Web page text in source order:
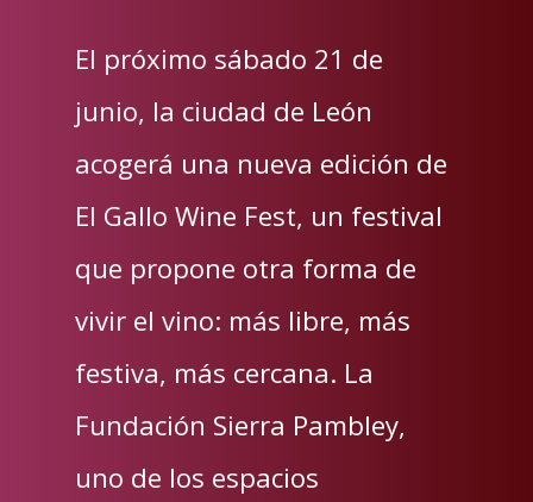
El próximo sábado 21 de
junio, la ciudad de León
acogerá una nueva edición de
El Gallo Wine Fest, un festival
que propone otra forma de
vivir el vino: más libre, más
festiva, más cercana. La
Fundación Sierra Pambley,
uno de los espacios